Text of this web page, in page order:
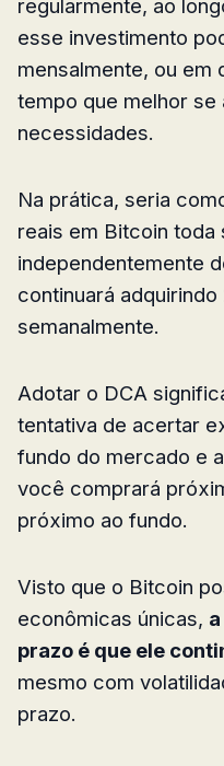
regularmente, ao
esse investimento
mensalmente, ou em
tempo que melhor se
necessidades.
Na prática, seria
reais em Bitcoin toda
independentemente
continuará
semanalmente.
Adotar o DCA
tentativa de acertar
fundo do mercado e
você comprará
próximo ao fundo.
Visto que o Bitcoin
econômicas únicas,
prazo é que ele
mesmo com
prazo.